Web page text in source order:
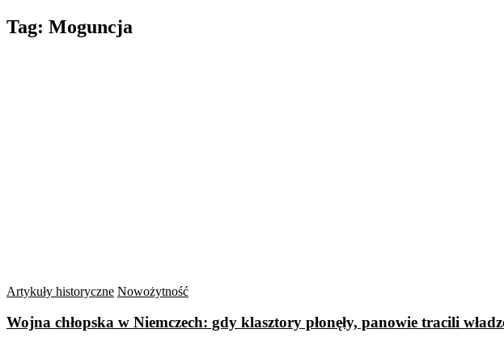
Tag: Moguncja
Artykuły historyczne Nowożytność
Wojna chłopska w Niemczech: gdy klasztory płonęły, panowie tracili